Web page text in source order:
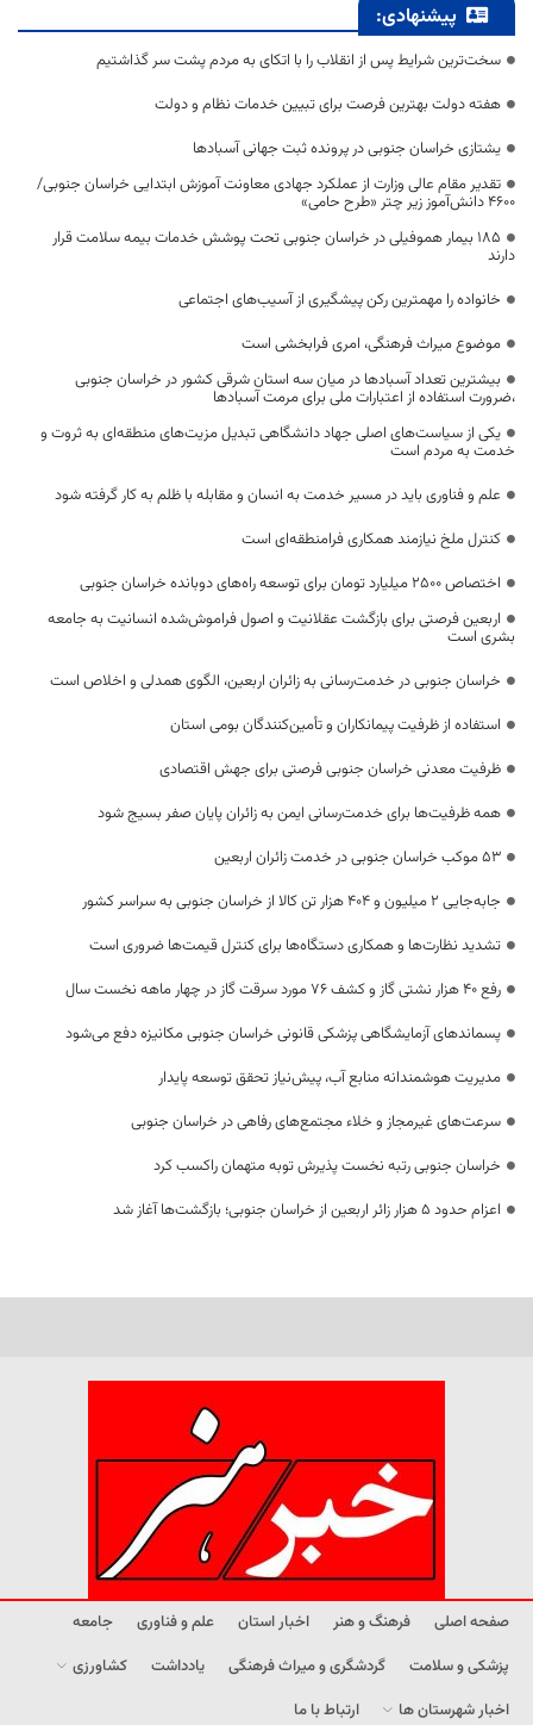
پیشنهادی:
سخت‌ترین شرایط پس از انقلاب را با اتکای به مردم پشت سر گذاشتیم
هفته دولت بهترین فرصت برای تبیین خدمات نظام و دولت
یشتازی خراسان جنوبی در پرونده ثبت جهانی آسبادها
تقدیر مقام عالی وزارت از عملکرد جهادی معاونت آموزش ابتدایی خراسان جنوبی/
۴۶۰۰ دانش‌آموز زیر چتر «طرح حامی»
۱۸۵ بیمار هموفیلی در خراسان جنوبی تحت پوشش خدمات بیمه سلامت قرار
دارند
خانواده را مهمترین رکن پیشگیری از آسیب‌های اجتماعی
موضوع میراث فرهنگی، امری فرابخشی است
بیشترین تعداد آسبادها در میان سه استان شرقی کشور در خراسان جنوبی
،ضرورت استفاده از اعتبارات ملی برای مرمت آسبادها
یکی از سیاست‌های اصلی جهاد دانشگاهی تبدیل مزیت‌های منطقه‌ای به ثروت و
خدمت به مردم است
علم و فناوری باید در مسیر خدمت به انسان و مقابله با ظلم به کار گرفته شود
کنترل ملخ نیازمند همکاری فرامنطقه‌ای است
اختصاص 2500 میلیارد تومان برای توسعه راه‌های دوبانده خراسان جنوبی
اربعین فرصتی برای بازگشت عقلانیت و اصول فراموش‌شده انسانیت به جامعه
بشری است
خراسان جنوبی در خدمت‌رسانی به زائران اربعین، الگوی همدلی و اخلاص است
استفاده از ظرفیت پیمانکاران و تأمین‌کنندگان بومی استان
ظرفیت معدنی خراسان جنوبی فرصتی برای جهش اقتصادی
همه ظرفیت‌ها برای خدمت‌رسانی ایمن به زائران پایان صفر بسیج شود
53 موکب خراسان جنوبی در خدمت زائران اربعین
جابه‌جایی 2 میلیون و 404 هزار تن کالا از خراسان جنوبی به سراسر کشور
تشدید نظارت‌ها و همکاری دستگاه‌ها برای کنترل قیمت‌ها ضروری است
رفع 40 هزار نشتی گاز و کشف 76 مورد سرقت گاز در چهار ماهه نخست سال
پسماندهای آزمایشگاهی پزشکی قانونی خراسان جنوبی مکانیزه دفع می‌شود
مدیریت هوشمندانه منابع آب، پیش‌نیاز تحقق توسعه پایدار
سرعت‌های غیرمجاز و خلاء مجتمع‌های رفاهی در خراسان جنوبی
خراسان جنوبی رتبه نخست پذیرش توبه متهمان راکسب کرد
اعزام حدود 5 هزار زائر اربعین از خراسان جنوبی؛ بازگشت‌ها آغاز شد
صفحه اصلی فرهنگ و هنر اخبار استان علم و فناوری
جامعه
پزشکی و سلامت
گردشگری و میراث فرهنگی یادداشت
کشاورزی
اخبار شهرستان ها
ارتباط با ما